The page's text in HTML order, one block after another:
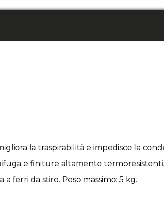
la traspirabilità e impedisce la
e finiture altamente termoresistenti.
ferri da stiro. Peso massimo: 5 kg.